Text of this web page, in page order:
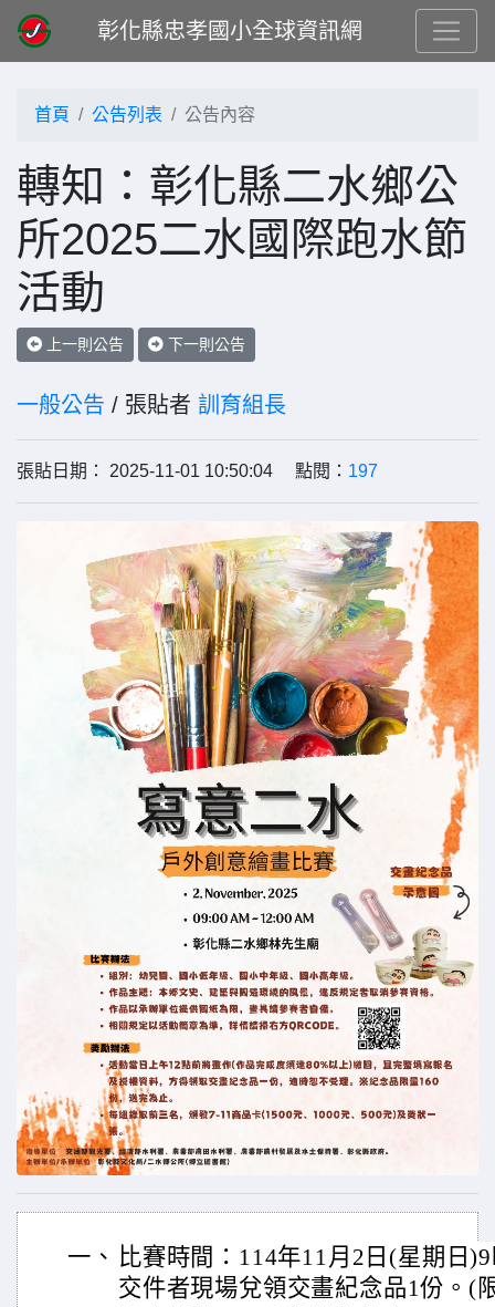
彰化縣忠孝國小全球資訊網
首頁 公告列表 公告內容
轉知：彰化縣二水鄉公
所2025二水國際跑水節
活動
上一則公告 下一則公告
一般公告 / 張貼者 訓育組長
張貼日期： 2025-11-01 10:50:04 點閱： 197
一、 比賽時間：114年11月2日(星期日
交件者現場兌領交畫紀念品1份。(